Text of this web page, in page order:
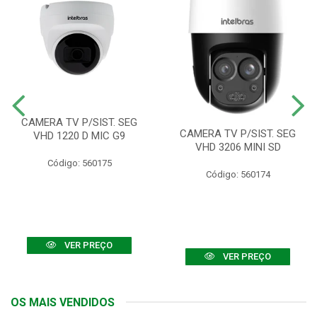
CAMERA TV P/SIST. SEG
VHD 1220 D MIC G9
Código: 560175
VER PREÇO
CAMERA TV P/SIST. SEG
VHD 3206 MINI SD
Código: 560174
VER PREÇO
OS MAIS VENDIDOS